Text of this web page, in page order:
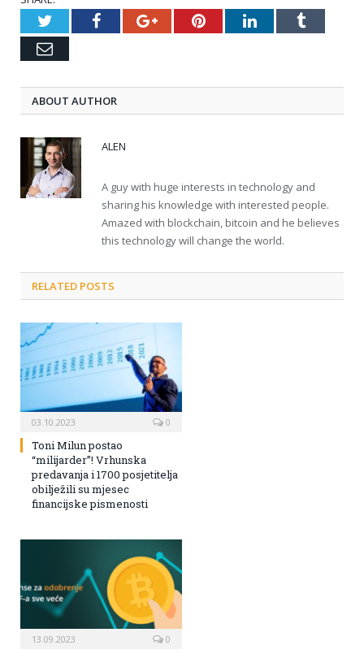
TwitterFacebookGoogle+PinterestLinkedInTumblr
Email
ABOUT AUTHOR
ALEN
A guy with huge interests in technology and
sharing his knowledge with interested people.
Amazed with blockchain, bitcoin and he believes
this technology will change the world.
RELATED POSTS
03.10.2023 0
Toni Milun postao
“milijarder”! Vrhunska
predavanja i 1700 posjetitelja
obilježili su mjesec
financijske pismenosti
13.09.2023 0